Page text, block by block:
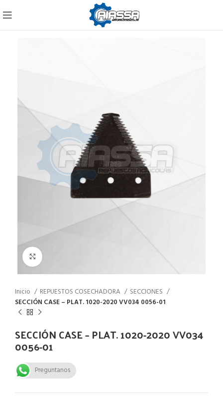
Inicio REPUESTOS COSECHADORA
SECCIONES
SECCIÓN CASE – PLAT. 1020-2020 VV034 0056-01
SECCIÓN CASE – PLAT. 1020-2020 VV034
0056-01
Preguntanos